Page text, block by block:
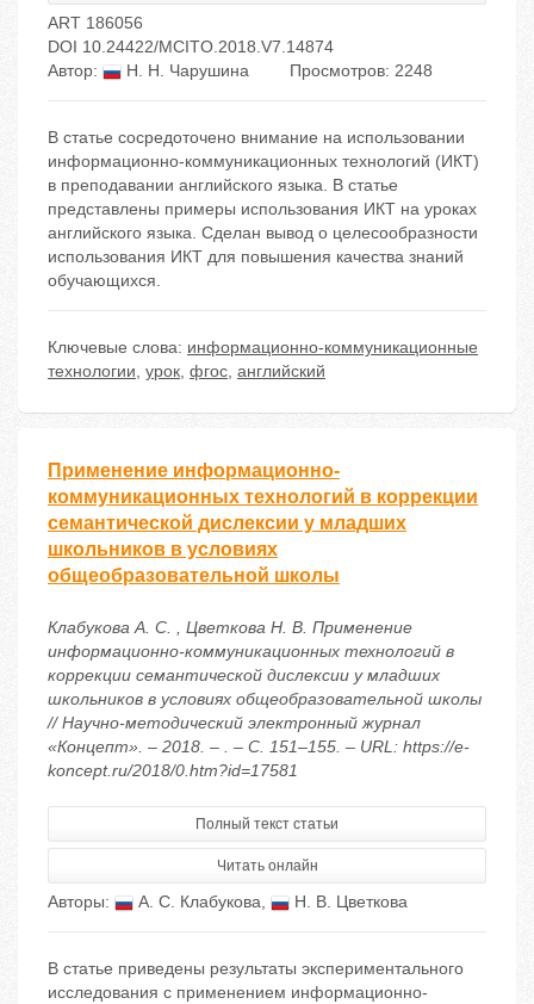
ART 186056
DOI 10.24422/MCITO.2018.V7.14874
Автор:
Н. Н. Чарушина Просмотров: 2248
В статье сосредоточено внимание на использовании
информационно-коммуникационных технологий (ИКТ)
в преподавании английского языка. В статье
представлены примеры использования ИКТ на уроках
английского языка. Сделан вывод о целесообразности
использования ИКТ для повышения качества знаний
обучающихся.
Ключевые слова: информационно-коммуникационные
технологии, урок, фгос, английский
Применение информационно-
коммуникационных технологий в коррекции
семантической дислексии у младших
школьников в условиях
общеобразовательной школы
Клабукова А. С. , Цветкова Н. В. Применение
информационно-коммуникационных технологий в
коррекции семантической дислексии у младших
школьников в условиях общеобразовательной школы
// Научно-методический электронный журнал
«Концепт». – 2018. – . – С. 151–155. – URL: https://e-
koncept.ru/2018/0.htm?id=17581
Полный текст статьи
Читать онлайн
Авторы: А. С. Клабукова, Н. В. Цветкова
В статье приведены результаты экспериментального
исследования с применением информационно-